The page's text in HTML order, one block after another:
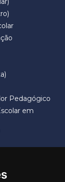
Pedagógico
em